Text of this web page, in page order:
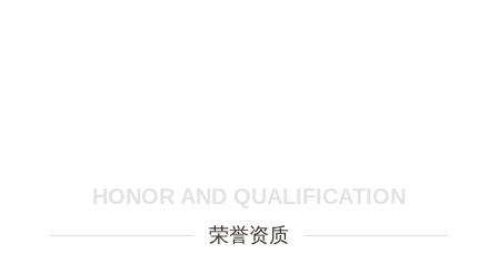
HONOR AND QUALIFICATION
荣誉资质